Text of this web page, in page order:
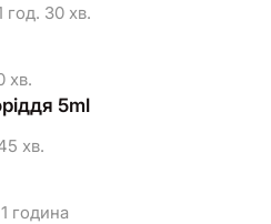
год. 30 хв.
хв.
5ml
хв.
1 година